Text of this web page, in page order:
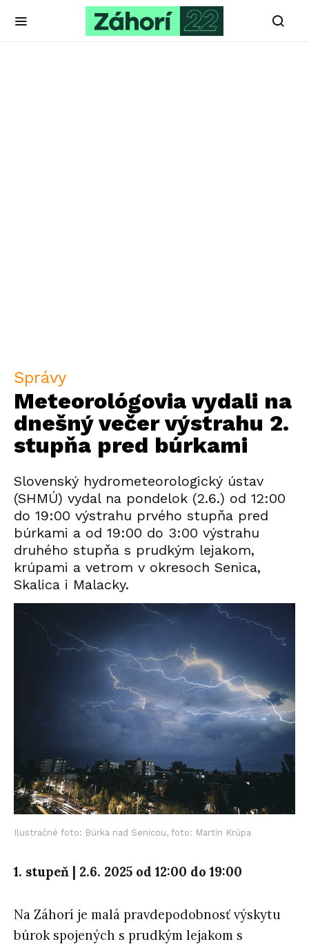
Správy
Meteorológovia vydali na
dnešný večer výstrahu 2.
stupňa pred búrkami
Slovenský hydrometeorologický ústav
(SHMÚ) vydal na pondelok (2.6.) od 12:00
do 19:00 výstrahu prvého stupňa pred
búrkami a od 19:00 do 3:00 výstrahu
druhého stupňa s prudkým lejakom,
krúpami a vetrom v okresoch Senica,
Skalica i Malacky.
Ilustračné foto: Búrka nad Senicou, foto: Martin Krúpa
1. stupeň | 2.6. 2025 od 12:00 do 19:00
Na Záhorí je malá pravdepodobnosť výskytu
búrok spojených s prudkým lejakom s